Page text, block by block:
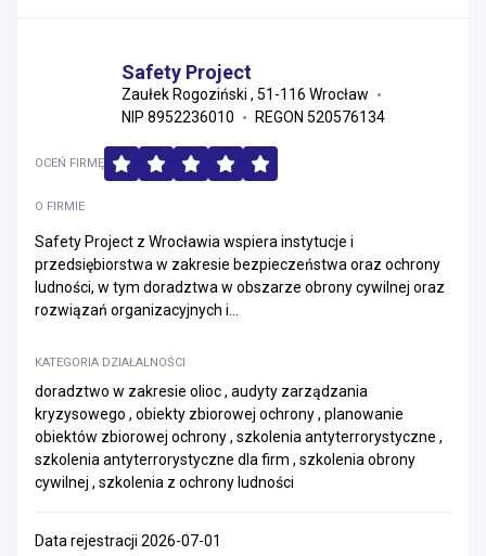
Safety Project
Zaułek Rogoziński , 51-116 Wrocław
NIP 8952236010
REGON 520576134
O FIRMIE
Safety Project z Wrocławia wspiera instytucje i
przedsiębiorstwa w zakresie bezpieczeństwa oraz ochrony
ludności, w tym doradztwa w obszarze obrony cywilnej oraz
rozwiązań organizacyjnych i...
KATEGORIA DZIAŁALNOŚCI
doradztwo w zakresie olioc , audyty zarządzania
kryzysowego , obiekty zbiorowej ochrony , planowanie
obiektów zbiorowej ochrony , szkolenia antyterrorystyczne ,
szkolenia antyterrorystyczne dla firm , szkolenia obrony
cywilnej , szkolenia z ochrony ludności
OCEŃ FIRMĘ
Data rejestracji 2026-07-01